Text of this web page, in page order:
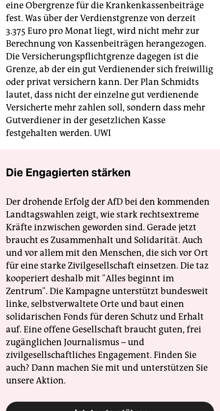
eine Obergrenze für die Krankenkassenbeiträge
fest. Was über der Verdienstgrenze von derzeit
3.375 Euro pro Monat liegt, wird nicht mehr zur
Berechnung von Kassenbeiträgen herangezogen.
Die Versicherungspflichtgrenze dagegen ist die
Grenze, ab der ein gut Verdienender sich freiwillig
oder privat versichern kann. Der Plan Schmidts
lautet, dass nicht der einzelne gut verdienende
Versicherte mehr zahlen soll, sondern dass mehr
Gutverdiener in der gesetzlichen Kasse
festgehalten werden. UWI
Die Engagierten stärken
Der drohende Erfolg der AfD bei den kommenden
Landtagswahlen zeigt, wie stark rechtsextreme
Kräfte inzwischen geworden sind. Gerade jetzt
braucht es Zusammenhalt und Solidarität. Auch
und vor allem mit den Menschen, die sich vor Ort
für eine starke Zivilgesellschaft einsetzen. Die taz
kooperiert deshalb mit "Alles beginnt im
Zentrum". Die Kampagne unterstützt bundesweit
linke, selbstverwaltete Orte und baut einen
solidarischen Fonds für deren Schutz und Erhalt
auf. Eine offene Gesellschaft braucht guten, frei
zugänglichen Journalismus – und
zivilgesellschaftliches Engagement. Finden Sie
auch? Dann machen Sie mit und unterstützen Sie
unsere Aktion.